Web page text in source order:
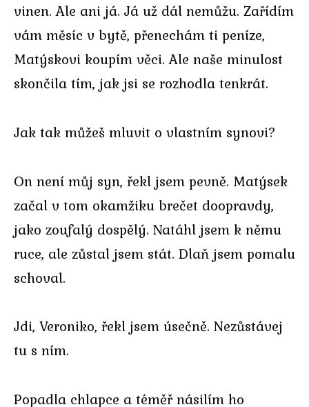
vinen. Ale ani já. Já už dál nemůžu. Zařídím
vám měsíc v bytě, přenechám ti peníze,
Matýskovi koupím věci. Ale naše minulost
skončila tím, jak jsi se rozhodla tenkrát.
Jak tak můžeš mluvit o vlastním synovi?
On není můj syn, řekl jsem pevně. Matýsek
začal v tom okamžiku brečet doopravdy,
jako zoufalý dospělý. Natáhl jsem k němu
ruce, ale zůstal jsem stát. Dlaň jsem pomalu
schoval.
Jdi, Veroniko, řekl jsem úsečně. Nezůstávej
tu s ním.
Popadla chlapce a téměř násilím ho